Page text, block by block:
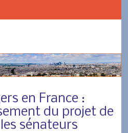
en France :
du projet de
sénateurs